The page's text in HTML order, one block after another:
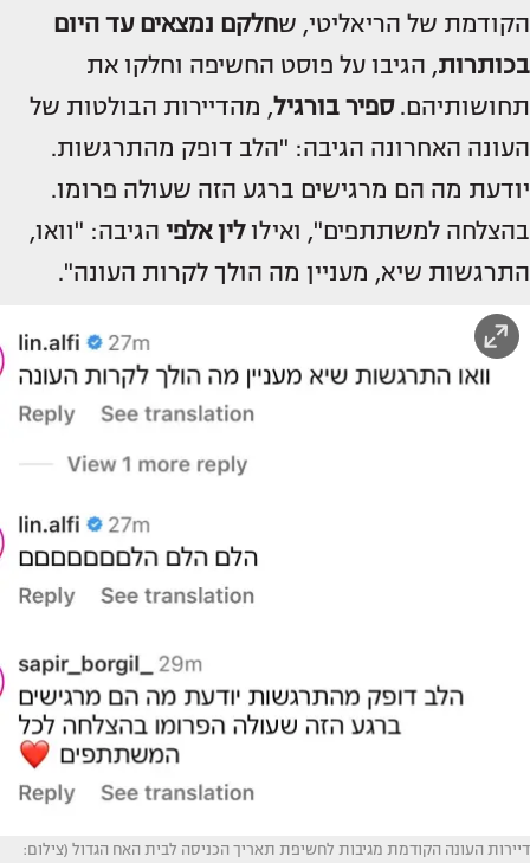
הקודמת של הריאליטי, שחלקם נמצאים עד היום
בכותרות, הגיבו על פוסט החשיפה וחלקו את
תחושותיהם.ספיר בורגיל, מהדיירות הבולטות של
העונה האחרונה הגיבה: "הלב דופק מהתרגשות.
יודעת מה הם מרגישים ברגע הזה שעולה פרומו.
בהצלחה למשתתפים", ואילולין אלפי הגיבה: "וואו,
התרגשות שיא, מעניין מה הולך לקרות העונה".
דיירות העונה הקודמת מגיבות לחשיפת תאריך הכניסה לבית האח הגדול (צילום: